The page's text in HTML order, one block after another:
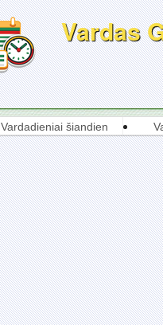
Vardas
Vardadieniai šiandien